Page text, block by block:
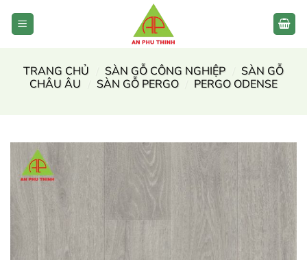
TRANG CHỦ
SÀN GỖ CÔNG NGHIỆP
SÀN GỖ
CHÂU ÂU
SÀN GỖ PERGO PERGO ODENSE